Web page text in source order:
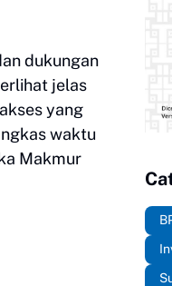
dukungan
jelas
yang
waktu
Makmur